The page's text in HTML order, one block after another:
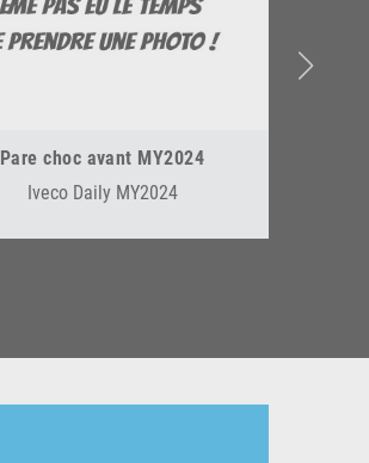
Pare choc avant MY2024
Iveco Daily MY2024